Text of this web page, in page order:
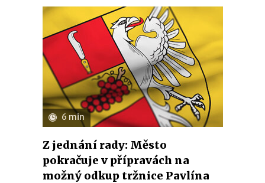
6 min
Z jednání rady: Město
pokračuje v přípravách na
možný odkup tržnice Pavlína